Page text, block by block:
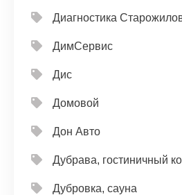
Диагностика
ДимСервис
Дис
Домовой
Дон Авто
Дубрава, гостиничный
Дубровка, сауна